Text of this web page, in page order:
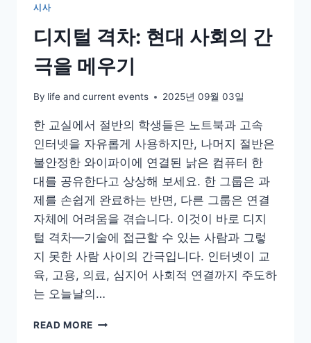
시사
디지털 격차: 현대 사회의 간
극을 메우기
By life and current events 2025년 09월 03일
한 교실에서 절반의 학생들은 노트북과 고속
인터넷을 자유롭게 사용하지만, 나머지 절반은
불안정한 와이파이에 연결된 낡은 컴퓨터 한
대를 공유한다고 상상해 보세요. 한 그룹은 과
제를 손쉽게 완료하는 반면, 다른 그룹은 연결
자체에 어려움을 겪습니다. 이것이 바로 디지
털 격차—기술에 접근할 수 있는 사람과 그렇
지 못한 사람 사이의 간극입니다. 인터넷이 교
육, 고용, 의료, 심지어 사회적 연결까지 주도하
는 오늘날의…
READ MORE